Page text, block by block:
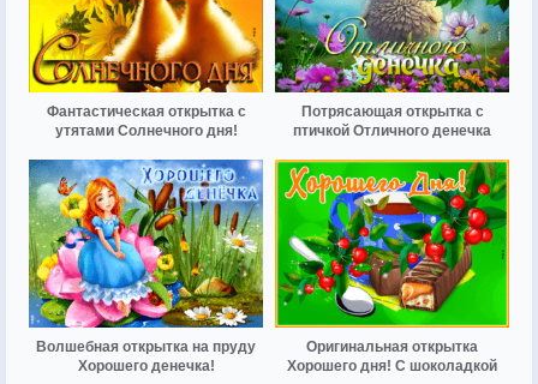
Фантастическая открытка с
утятами Солнечного дня!
Потрясающая открытка с
птичкой Отличного денечка
Волшебная открытка на пруду
Хорошего денечка!
Оригинальная открытка
Хорошего дня! С шоколадкой